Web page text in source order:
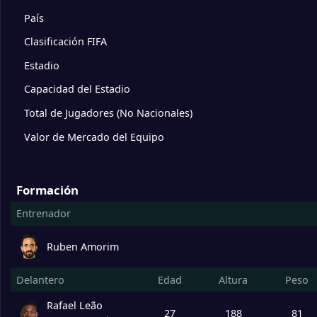
11 Sassuolo
12 Turín
13 Parma
15 Fiorentina
16
17 Lecce
País
Clasificación FIFA
Estadio
Capacidad del Estadio
Total de Jugadores (No Nacionales)
Valor de Mercado del Equipo
Formación
Entrenador
Ruben Amorim
Delantero Edad Altura Peso
Rafael Leão
27 188 81